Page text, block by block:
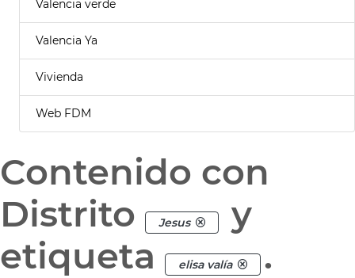
Valencia verde
Valencia Ya
Vivienda
Web FDM
Contenido con
Distrito
Jesus
y
etiqueta
elisa valía .